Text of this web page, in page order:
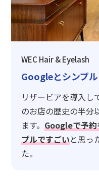
WEC Hair & Eyelash
Googleとシンプ
リザービアを導入し
のお店の歴史の半分
ます。Googleで予約
プルですごいと思っ
た。